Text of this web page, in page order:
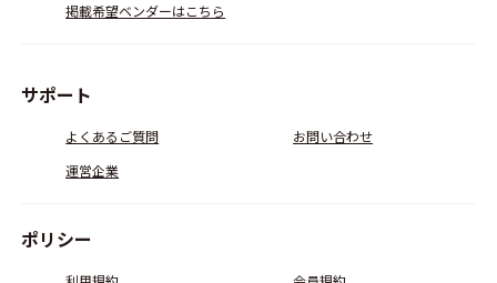
掲載希望ベンダーはこちら
サポート
よくあるご質問
お問い合わせ
運営企業
ポリシー